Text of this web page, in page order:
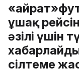
ұшақ
әзілі үшін
сілтеме